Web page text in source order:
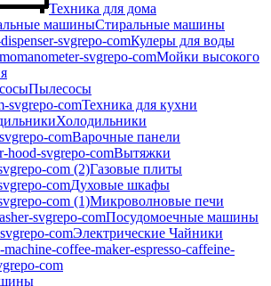
Техника для дома
Стиральные машины
Кулеры для воды
Мойки высокого
Пылесосы
Техника для кухни
Холодильники
Варочные панели
Вытяжки
Газовые плиты
Духовые шкафы
Микроволновые печи
Посудомоечные машины
Электрические Чайники